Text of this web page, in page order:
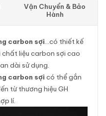
Vận Chuyển & Bảo
Hành
carbon sợi…có thiết kế
liệu carbon sợi cao
dài sử dụng.
carbon sợi có thể gắn
từ thương hiệu GH
lí.